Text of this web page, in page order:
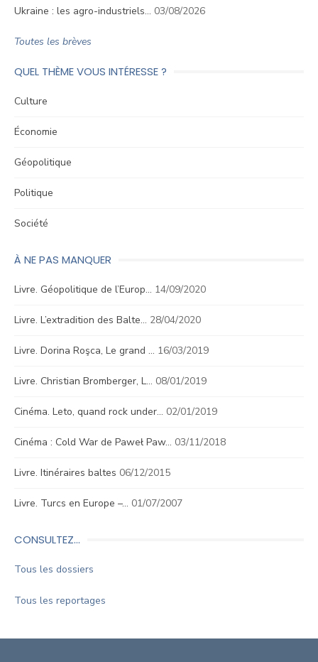
Ukraine : les agro-industriels… 03/08/2026
Toutes les brèves
QUEL THÈME VOUS INTÉRESSE ?
Culture
Économie
Géopolitique
Politique
Société
À NE PAS MANQUER
Livre. Géopolitique de l’Europ… 14/09/2020
Livre. L’extradition des Balte… 28/04/2020
Livre. Dorina Roşca, Le grand … 16/03/2019
Livre. Christian Bromberger, L… 08/01/2019
Cinéma. Leto, quand rock under… 02/01/2019
Cinéma : Cold War de Paweł Paw… 03/11/2018
Livre. Itinéraires baltes 06/12/2015
Livre. Turcs en Europe –… 01/07/2007
CONSULTEZ…
Tous les dossiers
Tous les reportages